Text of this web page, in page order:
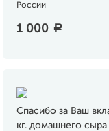
России
1 000 a
Спасибо за Ваш
кг. домашнего сыра